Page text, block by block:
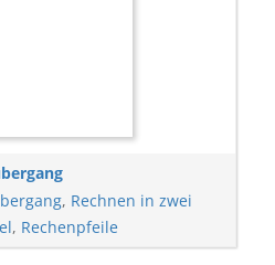
, Rechnen in zwei
, Rechenpfeile